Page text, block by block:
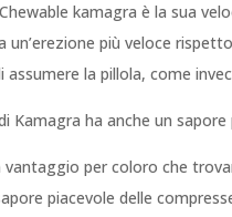
kamagra è la sua
un’erezione più veloce
la pillola, come
Kamagra ha anche un sapore
per coloro che
piacevole delle